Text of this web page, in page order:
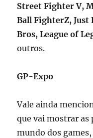
Street Fighter V,
Ball FighterZ, Just
Bros, League of
outros.
GP-Expo
Vale ainda
que vai mostrar as
mundo dos